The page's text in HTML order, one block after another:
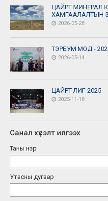
ЦАЙРТ МИНЕРАЛ
ХАМГААЛАЛТЫН
2026-05-28
ТЭРБУМ МОД -
2026-05-14
ЦАЙРТ ЛИГ-2025
2025-11-18
Санал хүсэлт илгээх
Таны нэр
Утасны дугаар